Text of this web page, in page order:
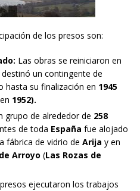
de los presos son:
Las obras se reiniciaron en
destinó un contingente de
hasta su finalización en 1945
1952).
grupo de alrededor de 258
de toda España fue alojado
fábrica de vidrio de Arija y en
Arroyo (Las Rozas de
ejecutaron los trabajos